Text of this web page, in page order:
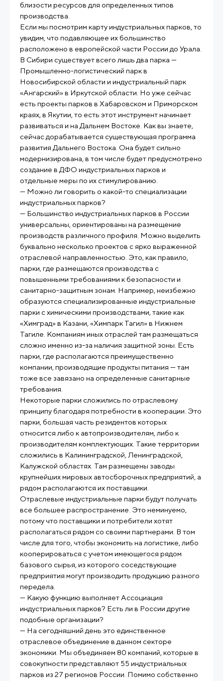
близости ресурсов для определенных типов
производства.
Если мы посмотрим карту индустриальных парков, то
увидим, что подавляющее их большинство
расположено в европейской части России до Урала.
В Сибири существует всего лишь два парка —
Промышленно-логистический парк в
Новосибирской области и индустриальный парк
«Ангарский» в Иркутской области. Но уже сейчас
есть проекты парков в Хабаровском и Приморском
краях, в Якутии, то есть этот инструмент начинает
развиваться и на Дальнем Востоке. Как вы знаете,
сейчас дорабатывается существующая программа
развития Дальнего Востока. Она будет сильно
модернизирована, в том числе будет предусмотрено
создание в ДФО индустриальных парков и
отдельные меры по их стимулированию.
— Можно ли говорить о какой-то специализации
индустриальных парков?
— Большинство индустриальных парков в России
универсальны, ориентированы на размещение
производств различного профиля. Можно выделить
буквально несколько проектов с ярко выраженной
отраслевой направленностью. Это, как правило,
парки, где размещаются производства с
повышенными требованиями к безопасности и
санитарно-защитным зонам. Например, неизбежно
образуются специализированные индустриальные
парки с химическими производствами, такие как
«Химград» в Казани, «Химпарк Тагил» в Нижнем
Тагиле. Компаниям иных отраслей там размещаться
сложно именно из-за наличия защитной зоны. Есть
парки, где располагаются преимущественно
компании, производящие продукты питания — там
тоже все завязано на определенные санитарные
требования.
Некоторые парки сложились по отраслевому
принципу благодаря потребности в кооперации. Это
парки, большая часть резидентов которых
относится либо к автопроизводителям, либо к
производителям комплектующих. Такие территории
сложились в Калининградской, Ленинградской,
Калужской областях. Там размещены заводы
крупнейших мировых автосборочных предприятий, а
рядом располагаются их поставщики.
Отраслевые индустриальные парки будут получать
все большее распространение. Это неминуемо,
потому что поставщики и потребители хотят
располагаться рядом со своими партнерами. В том
числе для того, чтобы экономить на логистике, либо
кооперироваться с учетом имеющегося рядом
базового сырья, из которого соседствующие
предприятия могут производить продукцию разного
передела.
— Какую функцию выполняет Ассоциация
индустриальных парков? Есть ли в России другие
подобные организации?
— На сегодняшний день это единственное
отраслевое объединение в данном секторе
экономики. Мы объединяем 80 компаний, которые в
совокупности представляют 55 индустриальных
парков из 27 регионов России. Помимо собственно